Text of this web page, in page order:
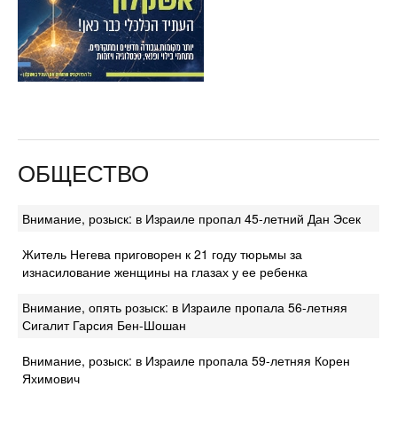
ОБЩЕСТВО
Внимание, розыск: в Израиле пропал 45-летний Дан Эсек
Житель Негева приговорен к 21 году тюрьмы за
изнасилование женщины на глазах у ее ребенка
Внимание, опять розыск: в Израиле пропала 56-летняя
Сигалит Гарсия Бен-Шошан
Внимание, розыск: в Израиле пропала 59-летняя Корен
Яхимович